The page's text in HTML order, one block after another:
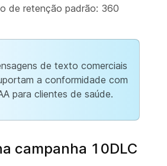
de retenção padrão: 360
de texto comerciais
a conformidade com
para clientes de saúde.
campanha 10DLC